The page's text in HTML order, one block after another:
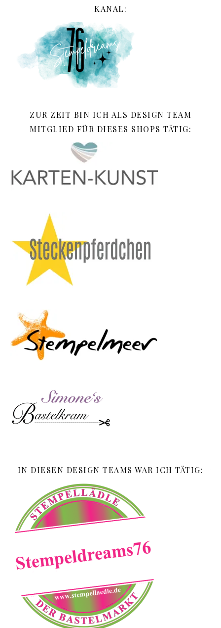
KANAL:
ZUR ZEIT BIN ICH ALS DESIGN TEAM
MITGLIED FÜR DIESES SHOPS TÄTIG:
IN DIESEN DESIGN TEAMS WAR ICH TÄTIG: